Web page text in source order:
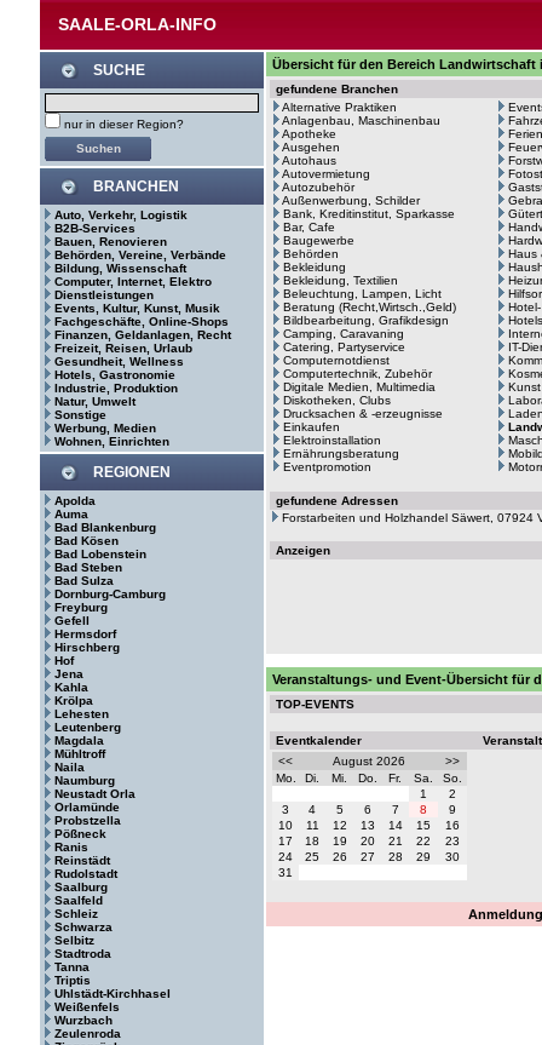
SAALE-ORLA-INFO
SUCHE
nur in dieser Region?
BRANCHEN
Auto, Verkehr, Logistik
B2B-Services
Bauen, Renovieren
Behörden, Vereine, Verbände
Bildung, Wissenschaft
Computer, Internet, Elektro
Dienstleistungen
Events, Kultur, Kunst, Musik
Fachgeschäfte, Online-Shops
Finanzen, Geldanlagen, Recht
Freizeit, Reisen, Urlaub
Gesundheit, Wellness
Hotels, Gastronomie
Industrie, Produktion
Natur, Umwelt
Sonstige
Werbung, Medien
Wohnen, Einrichten
REGIONEN
Apolda
Auma
Bad Blankenburg
Bad Kösen
Bad Lobenstein
Bad Steben
Bad Sulza
Dornburg-Camburg
Freyburg
Gefell
Hermsdorf
Hirschberg
Hof
Jena
Kahla
Krölpa
Lehesten
Leutenberg
Magdala
Mühltroff
Naila
Naumburg
Neustadt Orla
Orlamünde
Probstzella
Pößneck
Ranis
Reinstädt
Rudolstadt
Saalburg
Saalfeld
Schleiz
Schwarza
Selbitz
Stadtroda
Tanna
Triptis
Uhlstädt-Kirchhasel
Weißenfels
Wurzbach
Zeulenroda
Übersicht für den Bereich Landwirtschaft
gefundene Branchen
Alternative Praktiken
Anlagenbau, Maschinenbau
Apotheke
Ausgehen
Autohaus
Autovermietung
Autozubehör
Außenwerbung, Schilder
Bank, Kreditinstitut, Sparkasse
Bar, Cafe
Baugewerbe
Behörden
Bekleidung
Bekleidung, Textilien
Beleuchtung, Lampen, Licht
Beratung (Recht,Wirtsch.,Geld)
Bildbearbeitung, Grafikdesign
Camping, Caravaning
Catering, Partyservice
Computernotdienst
Computertechnik, Zubehör
Digitale Medien, Multimedia
Diskotheken, Clubs
Drucksachen & -erzeugnisse
Einkaufen
Elektroinstallation
Ernährungsberatung
Eventpromotion
Haus
IT-
Kunst
gefundene Adressen
Forstarbeiten und Holzhandel Säwert, 07924
Anzeigen
Veranstaltungs- und Event-Übersicht für
TOP-EVENTS
Eventkalender
<<
August 2026
>>
Mo.
Di. Mi. Do. Fr. Sa.
So.
1
2
3
4 5 6 7 8
9
10
11 12 13 14 15
16
17
18 19 20 21 22
23
24
25 26 27 28 29
30
31